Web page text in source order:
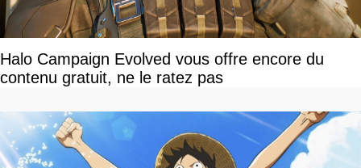
Halo Campaign Evolved vous offre encore du
contenu gratuit, ne le ratez pas